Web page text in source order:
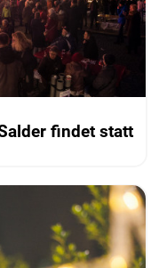
findet statt